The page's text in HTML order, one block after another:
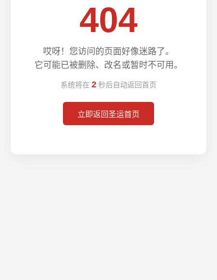
404
哎呀！您访问的页面好像迷路了。
它可能已被删除、改名或暂时不可用。
系统将在 2 秒后自动返回首页
立即返回圣运首页